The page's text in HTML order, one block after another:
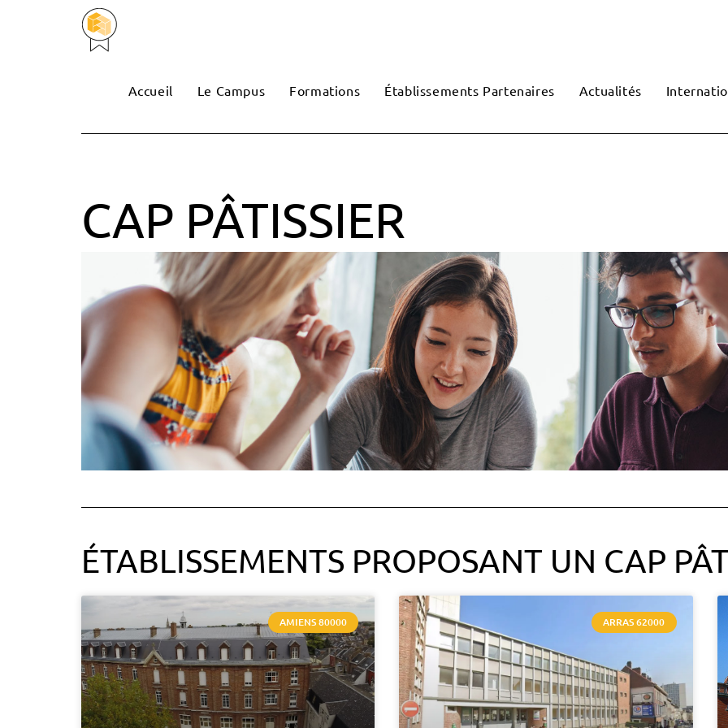
Accueil Le Campus Formations Établissements Partenaires Actualités
CAP PÂTISSIER
ÉTABLISSEMENTS PROPOSANT UN CAP
AMIENS 80000 ARRAS 62000